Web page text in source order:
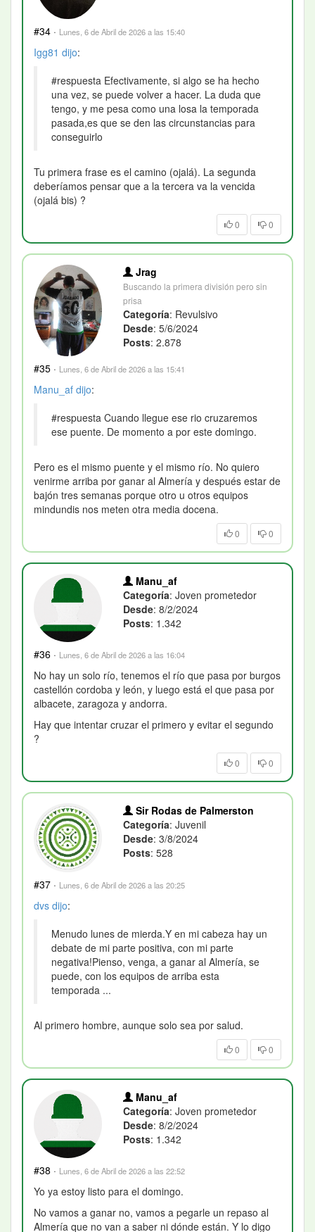
#34 · Lunes, 6 de Abril de 2026 a las 15:40
Igg81 dijo:
#respuesta Efectivamente, si algo se ha hecho
una vez, se puede volver a hacer. La duda que
tengo, y me pesa como una losa la temporada
pasada,es que se den las circunstancias para
conseguirlo
Tu primera frase es el camino (ojalá). La segunda
deberíamos pensar que a la tercera va la vencida
(ojalá bis) ?
0 0
Jrag
Buscando la primera división pero sin
prisa
Categoría: Revulsivo
Desde: 5/6/2024
Posts: 2.878
#35 · Lunes, 6 de Abril de 2026 a las 15:41
Manu_af dijo:
#respuesta Cuando llegue ese rio cruzaremos
ese puente. De momento a por este domingo.
Pero es el mismo puente y el mismo río. No quiero
venirme arriba por ganar al Almería y después estar de
bajón tres semanas porque otro u otros equipos
mindundis nos meten otra media docena.
0 0
Manu_af
Categoría: Joven prometedor
Desde: 8/2/2024
Posts: 1.342
#36 · Lunes, 6 de Abril de 2026 a las 16:04
No hay un solo río, tenemos el río que pasa por burgos
castellón cordoba y león, y luego está el que pasa por
albacete, zaragoza y andorra.
Hay que intentar cruzar el primero y evitar el segundo
?
0 0
Sir Rodas de Palmerston
Categoría: Juvenil
Desde: 3/8/2024
Posts: 528
#37 · Lunes, 6 de Abril de 2026 a las 20:25
dvs dijo:
Menudo lunes de mierda.Y en mi cabeza hay un
debate de mi parte positiva, con mi parte
negativa!Pienso, venga, a ganar al Almería, se
puede, con los equipos de arriba esta
temporada ...
Al primero hombre, aunque solo sea por salud.
0 0
Manu_af
Categoría: Joven prometedor
Desde: 8/2/2024
Posts: 1.342
#38 · Lunes, 6 de Abril de 2026 a las 22:52
Yo ya estoy listo para el domingo.
No vamos a ganar no, vamos a pegarle un repaso al
Almería que no van a saber ni dónde están. Y lo digo